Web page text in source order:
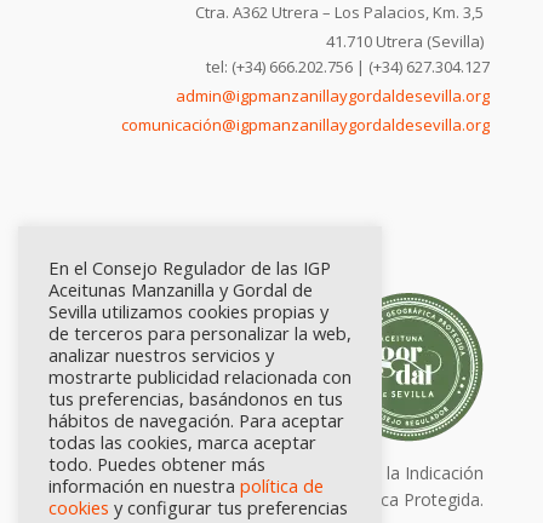
Ctra. A362 Utrera – Los Palacios, Km. 3,5
41.710 Utrera (Sevilla)
tel: (+34) 666.202.756 | (+34) 627.304.127
admin@igpmanzanillaygordaldesevilla.org
comunicación@igpmanzanillaygordaldesevilla.org
Calidad certificada por Origen. Sellos de la Indicación
Geográfica Protegida.
En el Consejo Regulador de las IGP
Aceitunas Manzanilla y Gordal de
Sevilla utilizamos cookies propias y
de terceros para personalizar la web,
analizar nuestros servicios y
mostrarte publicidad relacionada con
tus preferencias, basándonos en tus
hábitos de navegación. Para aceptar
todas las cookies, marca aceptar
todo. Puedes obtener más
información en nuestra política de
cookies y configurar tus preferencias